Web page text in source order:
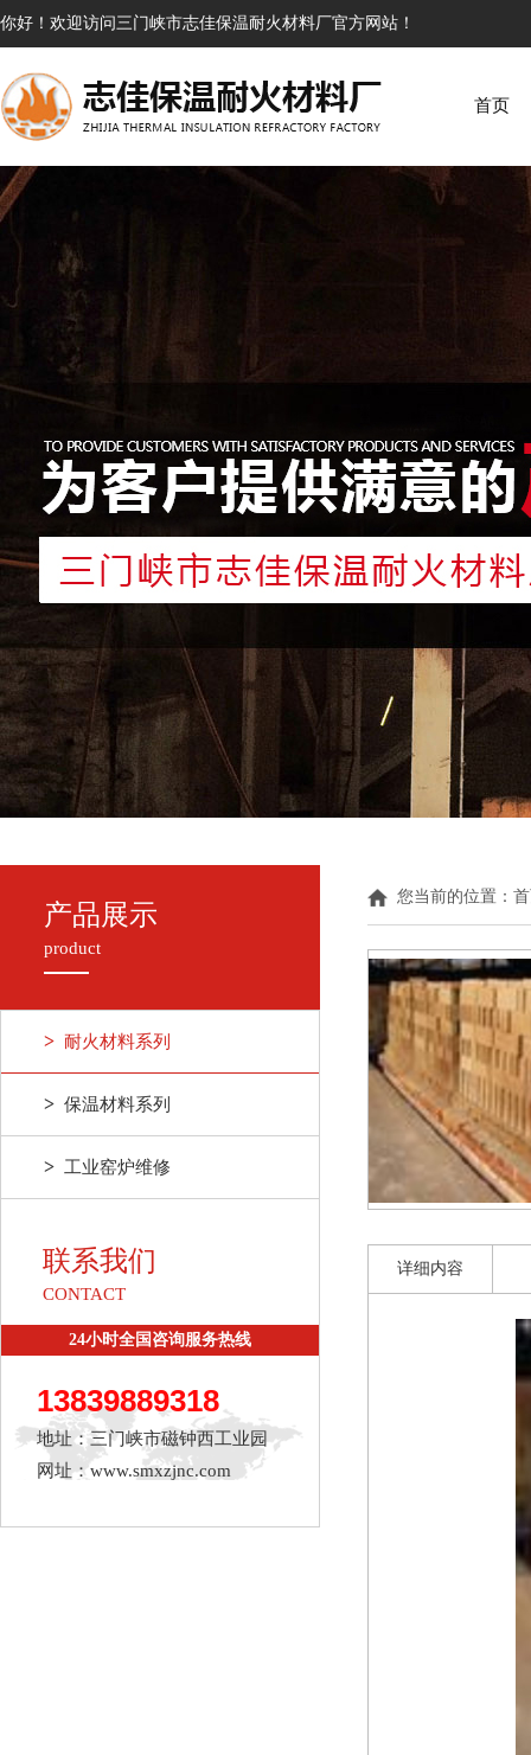
你好！欢迎访问三门峡市志佳保温耐火材料厂官方网站！
首页
产品展示
product
> 耐火材料系列
> 保温材料系列
> 工业窑炉维修
联系我们
CONTACT
24小时全国咨询服务热线
13839889318
地址：三门峡市磁钟西工业园
网址：www.smxzjnc.com
您当前的位置：
详细内容